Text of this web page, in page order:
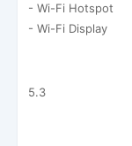
- Wi-Fi Hotspot
- Wi-Fi Display
5.3